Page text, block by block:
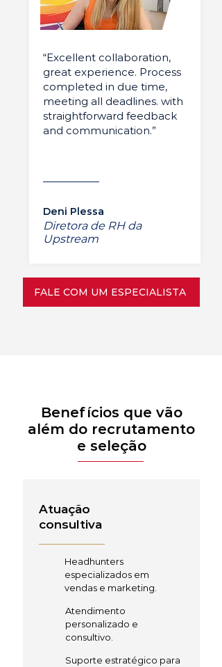
“Excellent collaboration,
great experience. Process
completed in due time,
meeting all deadlines. with
straightforward feedback
and communication.”
Deni Plessa
Diretora de RH da
Upstream
FALE COM UM ESPECIALISTA
Benefícios que vão
além do recrutamento
e seleção
Atuação
consultiva
Headhunters
especializados em
vendas e marketing.
Atendimento
personalizado e
consultivo.
Suporte estratégico para